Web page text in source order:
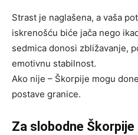
Strast je naglašena, a vaša
iskrenošću biće jača nego
sedmica donosi zbližavanje,
emotivnu stabilnost.
Ako nije – Škorpije mogu
postave granice.
Za slobodne Škorpije